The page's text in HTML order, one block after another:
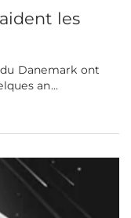
les
Danemark ont
an...